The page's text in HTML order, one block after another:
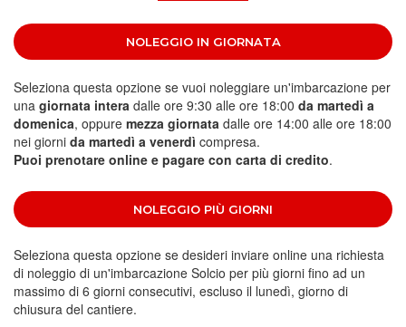
NOLEGGIO IN GIORNATA
Seleziona questa opzione se vuoi noleggiare un'imbarcazione per
una giornata intera dalle ore 9:30 alle ore 18:00 da martedì a
domenica, oppure mezza giornata dalle ore 14:00 alle ore 18:00
nei giorni da martedì a venerdì compresa.
Puoi prenotare online e pagare con carta di credito.
NOLEGGIO PIÙ GIORNI
Seleziona questa opzione se desideri inviare online una richiesta
di noleggio di un'imbarcazione Solcio per più giorni fino ad un
massimo di 6 giorni consecutivi, escluso il lunedì, giorno di
chiusura del cantiere.